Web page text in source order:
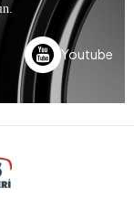
Youtube